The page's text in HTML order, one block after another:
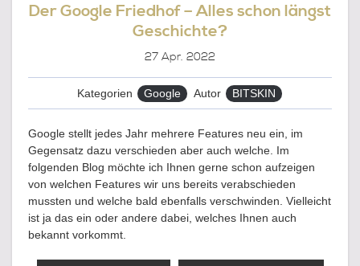
Der Google Friedhof – Alles schon längst
Geschichte?
27 Apr. 2022
Kategorien Google Autor BITSKIN
Google stellt jedes Jahr mehrere Features neu ein, im
Gegensatz dazu verschieden aber auch welche. Im
folgenden Blog möchte ich Ihnen gerne schon aufzeigen
von welchen Features wir uns bereits verabschieden
mussten und welche bald ebenfalls verschwinden. Vielleicht
ist ja das ein oder andere dabei, welches Ihnen auch
bekannt vorkommt.